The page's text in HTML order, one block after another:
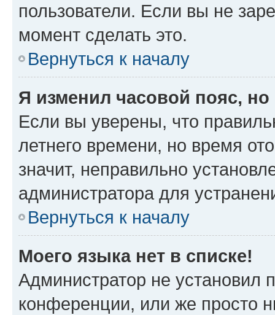
пользователи. Если вы не
момент сделать это.
Вернуться к началу
Я изменил часовой пояс,
Если вы уверены, что
летнего времени, но время
значит, неправильно
администратора для
Вернуться к началу
Моего языка нет в списке!
Администратор не установил
конференции, или же просто